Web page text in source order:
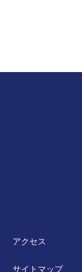
アクセス
サイトマップ